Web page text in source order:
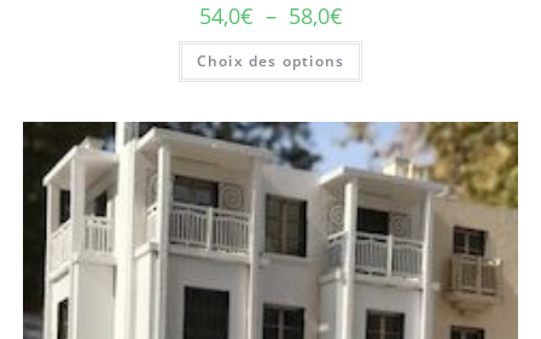
54,0€ – 58,0€
Choix des options